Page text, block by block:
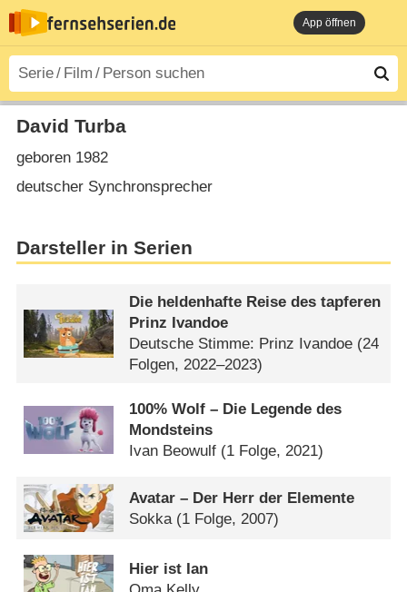
App öffnen
David Turba
geboren 1982
deutscher Synchronsprecher
Darsteller in Serien
Die heldenhafte Reise des tapferen
Prinz Ivandoe
Deutsche Stimme: Prinz Ivandoe (24
Folgen, 2022–2023)
100% Wolf – Die Legende des
Mondsteins
Ivan Beowulf (1 Folge, 2021)
Avatar – Der Herr der Elemente
Sokka (1 Folge, 2007)
Hier ist Ian